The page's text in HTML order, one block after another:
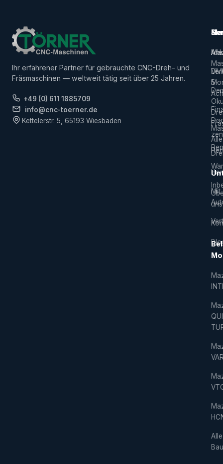
Ihr erfahrener Partner für gebrauchte CNC-Dreh- und
Fräsmaschinen — weltweit tätig seit über 25 Jahren.
+49 (0) 611 1885709
info@cnc-toerner.de
Kettelerstr. 5, 65193 Wiesbaden
Alle
5-
Mit
Alle
Alle
uns